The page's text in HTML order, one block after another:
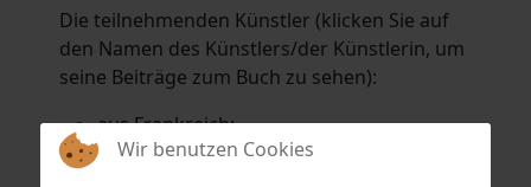
Die teilnehmenden Künstler (klicken Sie auf
den Namen des Künstlers/der Künstlerin, um
seine Beiträge zum Buch zu sehen):
aus Frankreich:
Hélène Argo,Didier Bonnot
Wir benutzen Cookies